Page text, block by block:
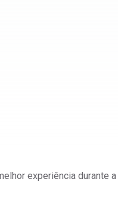
experiência durante